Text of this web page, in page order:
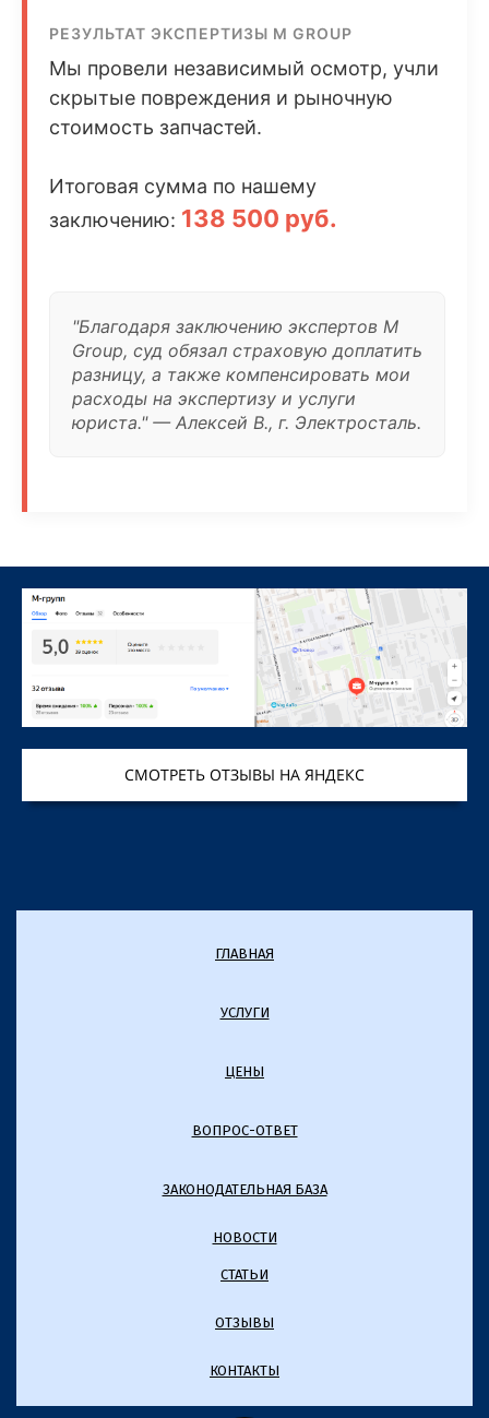
РЕЗУЛЬТАТ ЭКСПЕРТИЗЫ M GROUP
Мы провели независимый осмотр, учли
скрытые повреждения и рыночную
стоимость запчастей.
Итоговая сумма по нашему
заключению: 138 500 руб.
"Благодаря заключению экспертов M
Group, суд обязал страховую доплатить
разницу, а также компенсировать мои
расходы на экспертизу и услуги
юриста." — Алексей В., г. Электросталь.
СМОТРЕТЬ ОТЗЫВЫ НА ЯНДЕКС
ГЛАВНАЯ
УСЛУГИ
ЦЕНЫ
ВОПРОС-ОТВЕТ
ЗАКОНОДАТЕЛЬНАЯ БАЗА
НОВОСТИ
СТАТЬИ
ОТЗЫВЫ
КОНТАКТЫ